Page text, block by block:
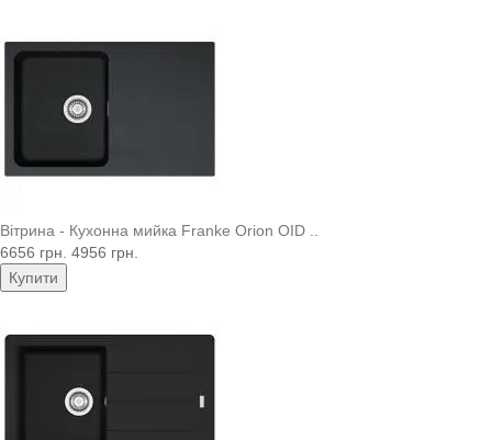
Вітрина - Кухонна мийка Franke Orion OID ..
6656 грн. 4956 грн.
Купити